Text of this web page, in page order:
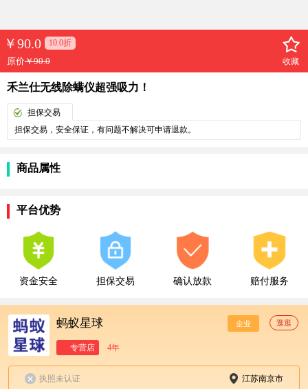
￥90.0 10.0折
原价￥90.0 收藏
禾兰仕无线除螨仪超强吸力！
担保交易
担保交易，安全保证，有问题不解决可申请退款。
商品属性
平台优势
资金安全 担保交易 确认放款 赔付服务
蚂蚁星球 企业 逛逛
专营店 4年
执照未认证 江苏南京市